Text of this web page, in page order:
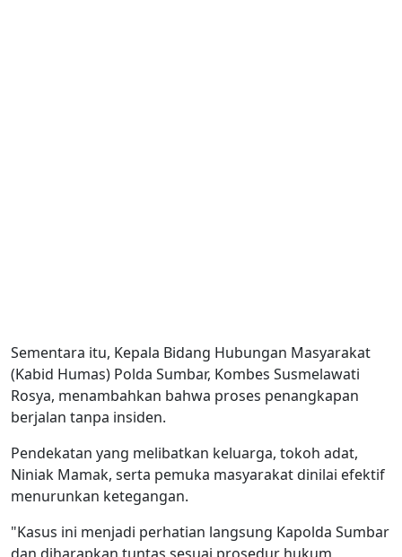
Sementara itu, Kepala Bidang Hubungan Masyarakat
(Kabid Humas) Polda Sumbar, Kombes Susmelawati
Rosya, menambahkan bahwa proses penangkapan
berjalan tanpa insiden.
Pendekatan yang melibatkan keluarga, tokoh adat,
Niniak Mamak, serta pemuka masyarakat dinilai efektif
menurunkan ketegangan.
"Kasus ini menjadi perhatian langsung Kapolda Sumbar